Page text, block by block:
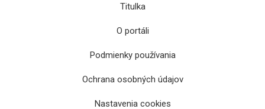
Ako videl Košice francúzsky vedec na
Titulka
O portáli
Podmienky používania
Ochrana osobných údajov
Nastavenia cookies